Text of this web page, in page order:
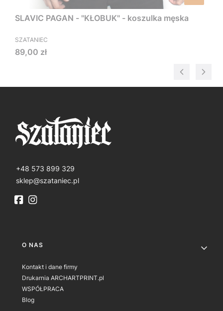
SLAVIC PAGAN - "KŁOBUK" - koszulka męska
SZATANIEC
Cena
89,00 zł
+48 573 899 329
sklep@szataniec.pl
Linki w stopce
O NAS
Kontakt i dane firmy
Drukarnia ARCHARTPRINT.pl
WSPÓŁPRACA
Blog